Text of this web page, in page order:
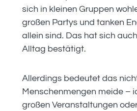
sich in kleinen Gruppen
großen Partys und tanken
allein sind. Das hat sich
Alltag bestätigt.
Allerdings bedeutet das
Menschenmengen meide –
großen Veranstaltungen